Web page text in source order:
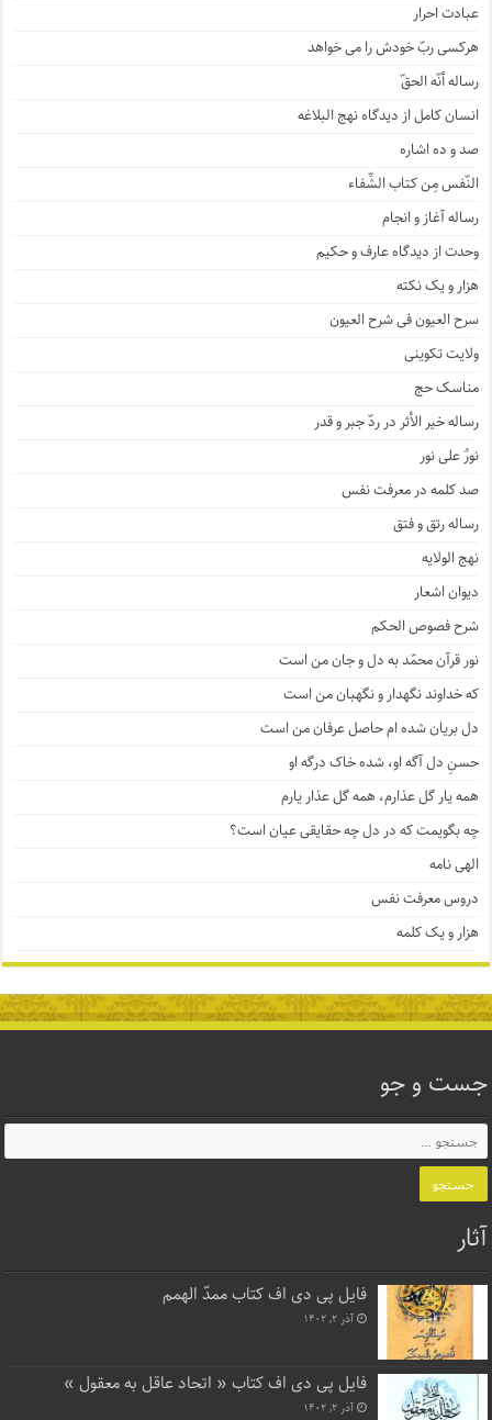
عبادت احرار
هرکسی ربّ خودش را می خواهد
رساله أنّه الحقّ
انسان کامل از دیدگاه نهج البلاغه
صد و ده اشاره
النّفس مِن کتاب الشِّفاء
رساله آغاز و انجام
وحدت از دیدگاه عارف و حکیم
هزار و یک نکته
سرح العیون فی شرح العیون
ولایت تکوینی
مناسک حج
رساله خیر الأثر در ردّ جبر و قدر
نورٌ علی نور
صد کلمه در معرفت نفس
رساله رتق و فتق
نهج الولایه
دیوان اشعار
شرح فصوص الحکم
نور قرآن محمّد به دل و جان من است
که خداوند نگهدار و نگهبان من است
دل بریان شده ام حاصل عرفان من است
حسنِ دل آگه او، شده خاک درگه او
همه یار گل عذارم، همه گل عذار یارم
چه بگویمت که در دل چه حقایقی عیان است؟
الهی نامه
دروس معرفت نفس
هزار و یک کلمه
جست و جو
آثار
فایل پی دی اف کتاب ممدّ الهمم
آذر ۲, ۱۴۰۲
فایل پی دی اف کتاب « اتحاد عاقل به معقول »
آذر ۲, ۱۴۰۲